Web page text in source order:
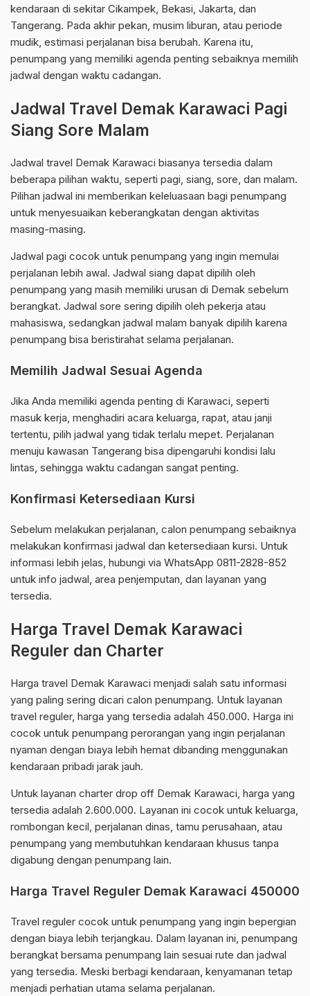
kendaraan di sekitar Cikampek, Bekasi, Jakarta, dan
Tangerang. Pada akhir pekan, musim liburan, atau periode
mudik, estimasi perjalanan bisa berubah. Karena itu,
penumpang yang memiliki agenda penting sebaiknya memilih
jadwal dengan waktu cadangan.
Jadwal Travel Demak Karawaci Pagi
Siang Sore Malam
Jadwal travel Demak Karawaci biasanya tersedia dalam
beberapa pilihan waktu, seperti pagi, siang, sore, dan malam.
Pilihan jadwal ini memberikan keleluasaan bagi penumpang
untuk menyesuaikan keberangkatan dengan aktivitas
masing-masing.
Jadwal pagi cocok untuk penumpang yang ingin memulai
perjalanan lebih awal. Jadwal siang dapat dipilih oleh
penumpang yang masih memiliki urusan di Demak sebelum
berangkat. Jadwal sore sering dipilih oleh pekerja atau
mahasiswa, sedangkan jadwal malam banyak dipilih karena
penumpang bisa beristirahat selama perjalanan.
Memilih Jadwal Sesuai Agenda
Jika Anda memiliki agenda penting di Karawaci, seperti
masuk kerja, menghadiri acara keluarga, rapat, atau janji
tertentu, pilih jadwal yang tidak terlalu mepet. Perjalanan
menuju kawasan Tangerang bisa dipengaruhi kondisi lalu
lintas, sehingga waktu cadangan sangat penting.
Konfirmasi Ketersediaan Kursi
Sebelum melakukan perjalanan, calon penumpang sebaiknya
melakukan konfirmasi jadwal dan ketersediaan kursi. Untuk
informasi lebih jelas, hubungi via WhatsApp 0811-2828-852
untuk info jadwal, area penjemputan, dan layanan yang
tersedia.
Harga Travel Demak Karawaci
Reguler dan Charter
Harga travel Demak Karawaci menjadi salah satu informasi
yang paling sering dicari calon penumpang. Untuk layanan
travel reguler, harga yang tersedia adalah 450.000. Harga ini
cocok untuk penumpang perorangan yang ingin perjalanan
nyaman dengan biaya lebih hemat dibanding menggunakan
kendaraan pribadi jarak jauh.
Untuk layanan charter drop off Demak Karawaci, harga yang
tersedia adalah 2.600.000. Layanan ini cocok untuk keluarga,
rombongan kecil, perjalanan dinas, tamu perusahaan, atau
penumpang yang membutuhkan kendaraan khusus tanpa
digabung dengan penumpang lain.
Harga Travel Reguler Demak Karawaci 450000
Travel reguler cocok untuk penumpang yang ingin bepergian
dengan biaya lebih terjangkau. Dalam layanan ini, penumpang
berangkat bersama penumpang lain sesuai rute dan jadwal
yang tersedia. Meski berbagi kendaraan, kenyamanan tetap
menjadi perhatian utama selama perjalanan.